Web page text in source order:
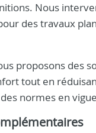
Nous
des travaux
proposons des
tout en
normes en